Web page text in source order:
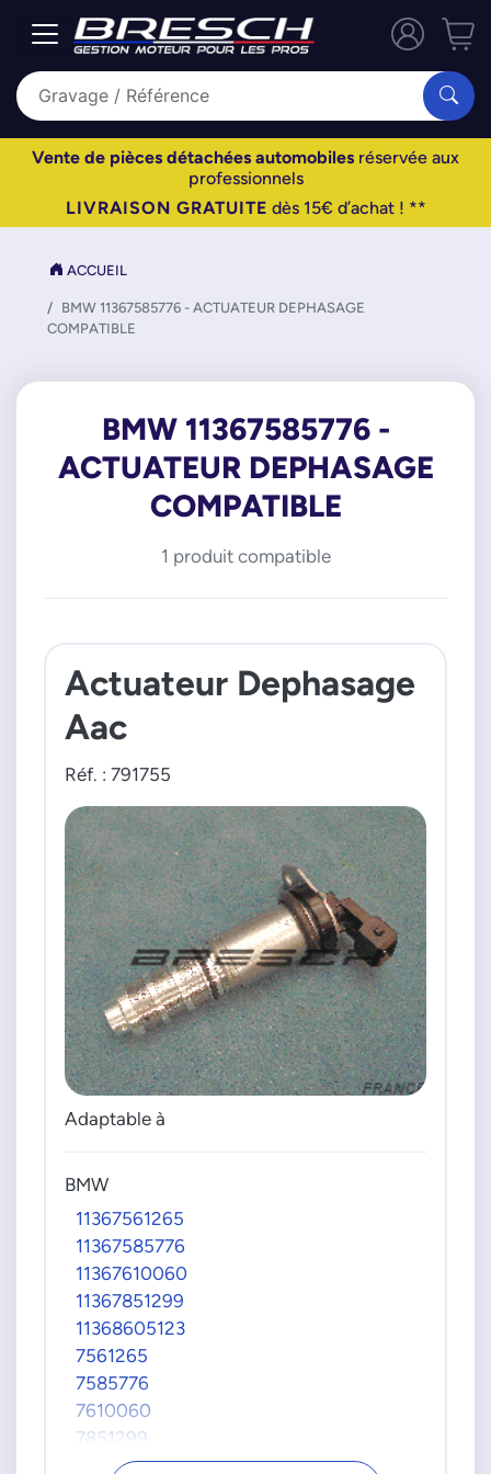
Vente de pièces détachées automobiles réservée aux
professionnels
LIVRAISON GRATUITE dès 15€ d’achat ! **
ACCUEIL
BMW 11367585776 - ACTUATEUR DEPHASAGE
COMPATIBLE
BMW 11367585776 -
ACTUATEUR DEPHASAGE
COMPATIBLE
1 produit compatible
Actuateur Dephasage
Aac
Réf. : 791755
Adaptable à
BMW
11367561265
11367585776
11367610060
11367851299
11368605123
7561265
7585776
7610060
7851299
8605123